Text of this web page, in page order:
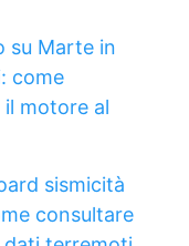
su Marte in
come
motore al
sismicità
consultare